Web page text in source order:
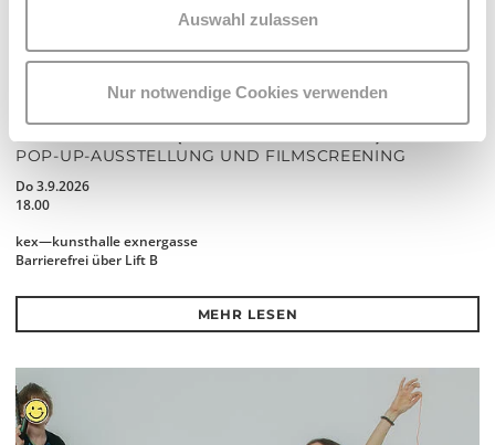
Auswahl zulassen
Nur notwendige Cookies verwenden
POP-UP-AUSSTELLUNG UND FILMSCREENING
Do 3.9.2026
18.00
kex—kunsthalle exnergasse
Barrierefrei über Lift B
MEHR LESEN